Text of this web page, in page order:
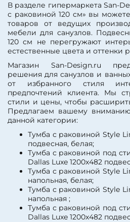
да
Стиль: современный
Цвет: белый
Монтаж: подвесной
Бельевая корзина: нет
Страна: Россия
Коллекция: Dallas Luxe
Фурнитура: без ручек
Система хранения:
ящиками
Покрытие фасада:
глянцевое
Покрытие фасада: эмаль
Модель раковины:
Dallas 120 L
В разделе гипермаркета San-
с раковиной 120 см» вы
товаров от ведущих
мебели для санузлов.
120 см не перегружают
естественные цвета и оттенки
Магазин San-Design.ru
решения для санузлов и
от избранного стиля
предпочтений клиента. Мы
стили и цены, чтобы
Предлагаем вашему
данной категории:
Тумба с раковиной Style
подвесная, белая;
Тумба с раковиной под
Dallas Luxe 1200х482
Тумба с раковиной Style
напольная, белая;
Тумба с раковиной Style
напольная ;
Тумба с раковиной под
Dallas Luxe 1200х482